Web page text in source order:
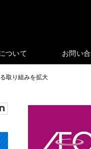
ついて お問い
取り組みを拡大